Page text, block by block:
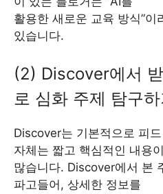
활용한 새로운 교육 방식”
있습니다.
(2) Discover에서
로 심화 주제 탐구하
Discover는 기본적으로 피
자체는 짧고 핵심적인 내용이
많습니다. Discover에서 본
파고들어, 상세한 정보를